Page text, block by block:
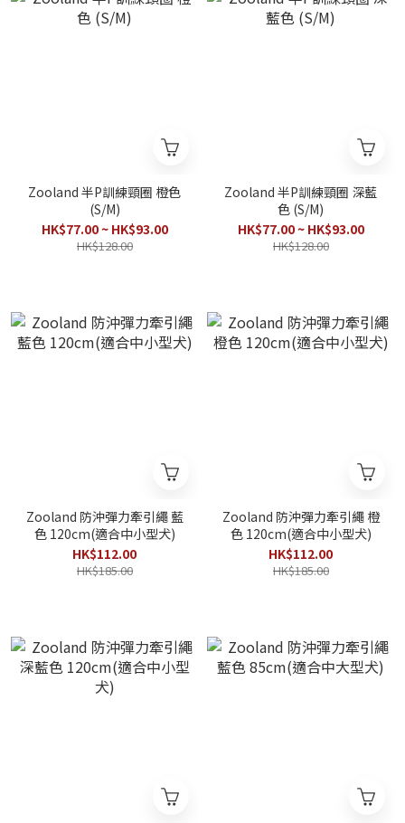
Zooland 半P訓練頸圈 橙色
(S/M)
HK$77.00 ~ HK$93.00
HK$128.00
Zooland 半P訓練頸圈 深藍
色 (S/M)
HK$77.00 ~ HK$93.00
HK$128.00
Zooland 防沖彈力牽引繩 藍
色 120cm(適合中小型犬)
HK$112.00
HK$185.00
Zooland 防沖彈力牽引繩 橙
色 120cm(適合中小型犬)
HK$112.00
HK$185.00